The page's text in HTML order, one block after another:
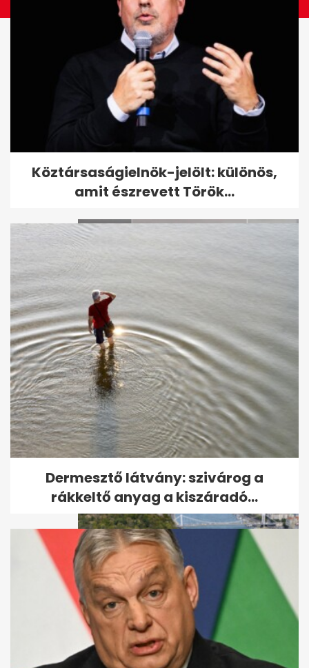
Kevesebb csel a 2026-os vb-n:
mit jelez a futball új trendje?
Körömcipőben rohantak a
guruló repülő után,
közbeléptek a...
Köztársaságielnök-jelölt: különös,
amit észrevett Török...
Dermesztő látvány: szivárog a
rákkeltő anyag a kiszáradó...